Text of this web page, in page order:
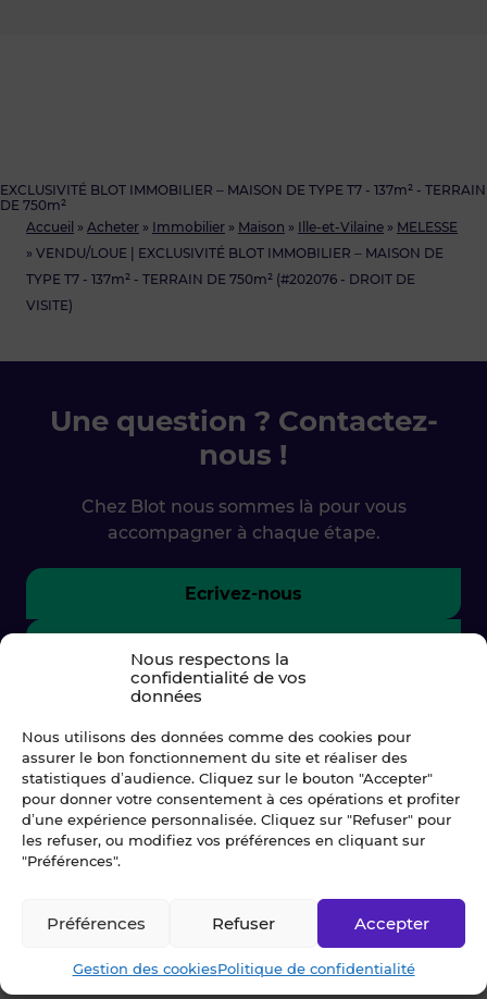
Nous respectons la
confidentialité de vos
données
Nous utilisons des données comme des cookies pour
assurer le bon fonctionnement du site et réaliser des
statistiques d’audience. Cliquez sur le bouton "Accepter"
pour donner votre consentement à ces opérations et profiter
d’une expérience personnalisée. Cliquez sur "Refuser" pour
les refuser, ou modifiez vos préférences en cliquant sur
"Préférences".
Accepter
Refuser
Préférences
Gestion des cookiesPolitique de confidentialité
Accueil » Acheter » Immobilier » Maison » Ille-et-Vilaine » MELESSE
» VENDU/LOUE | EXCLUSIVITÉ BLOT IMMOBILIER – MAISON DE
TYPE T7 - 137m² - TERRAIN DE 750m² (#202076 - DROIT DE
VISITE)
EXCLUSIVITÉ BLOT IMMOBILIER – MAISON DE TYPE T7 - 137m² - TERRAIN
DE 750m²
Une question ? Contactez-
nous !
Chez Blot nous sommes là pour vous
accompagner à chaque étape.
Ecrivez-nous
© Blot 2026
NAVIGATION